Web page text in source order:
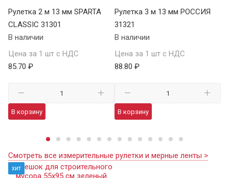
Рулетка 2 м 13 мм SPARTA
CLASSIC 31301
В наличии
Цена за 1 шт с НДС
85.70 ₽
В корзину
Рулетка 3 м 13 мм РОССИЯ
31321
В наличии
Цена за 1 шт с НДС
88.80 ₽
В корзину
Смотреть все измерительные рулетки и мерные ленты >
хит